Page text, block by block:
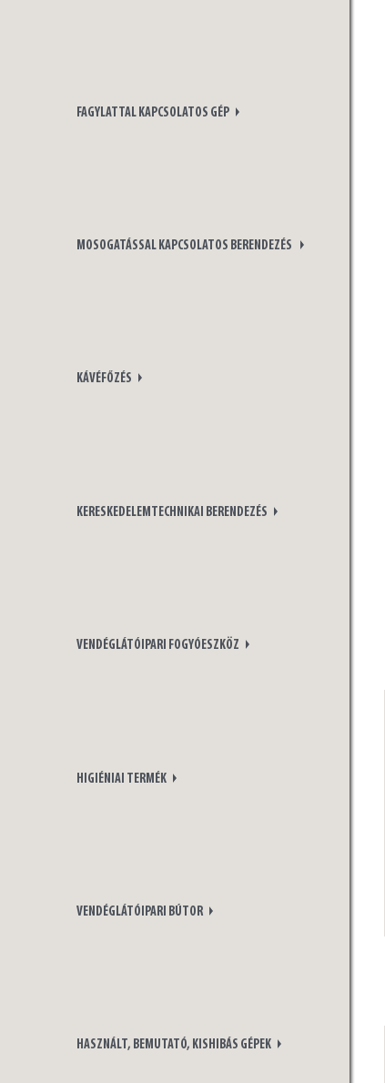
FAGYLATTAL KAPCSOLATOS GÉP
MOSOGATÁSSAL KAPCSOLATOS BERENDEZÉS
KÁVÉFŐZÉS
KERESKEDELEMTECHNIKAI BERENDEZÉS
VENDÉGLÁTÓIPARI FOGYÓESZKÖZ
HIGIÉNIAI TERMÉK
VENDÉGLÁTÓIPARI BÚTOR
HASZNÁLT, BEMUTATÓ, KISHIBÁS GÉPEK